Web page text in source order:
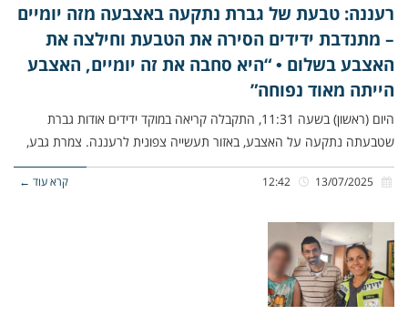
רעננה: טבעת של גברת נתקעה באצבעה מזה יומיים
– מתנדבת ידידים הסירה את הטבעת וחילצה את
האצבע בשלום • “היא סחבה את זה יומיים, האצבע
הייתה מאוד נפוחה”
היום (ראשון) בשעה 11:31, התקבלה קריאה במוקד ידידים אודות גברת
שטבעתה נתקעה על האצבע, באזור תעשייה צפונית לרעננה. צמרת גבע,
קרא עוד ←